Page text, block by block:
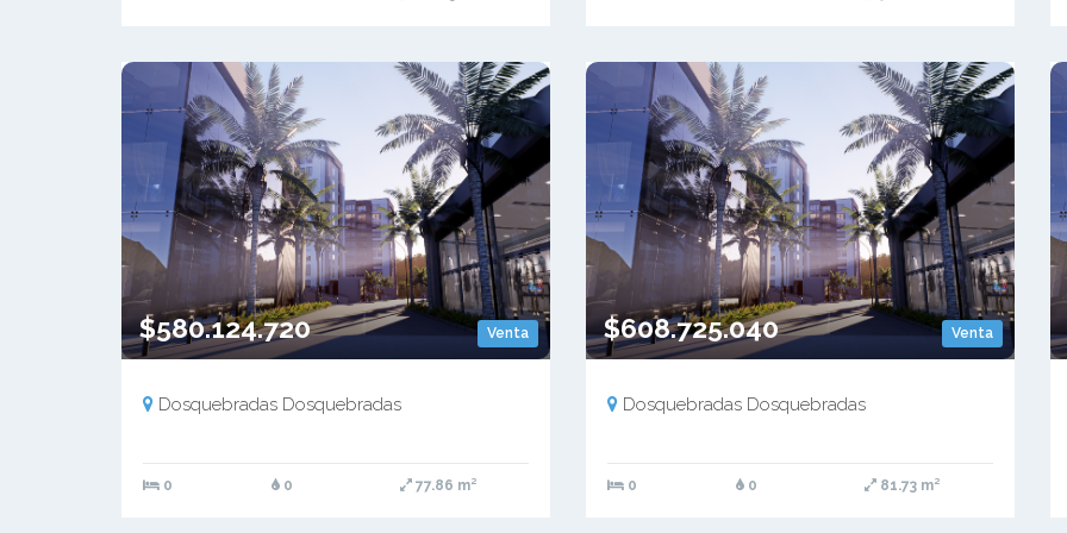
Venta
$580.124.720
Dosquebradas Dosquebradas
0 0 77.86 m²
Venta
$608.725.040
Dosquebradas Dosquebradas
0 0 81.73 m²